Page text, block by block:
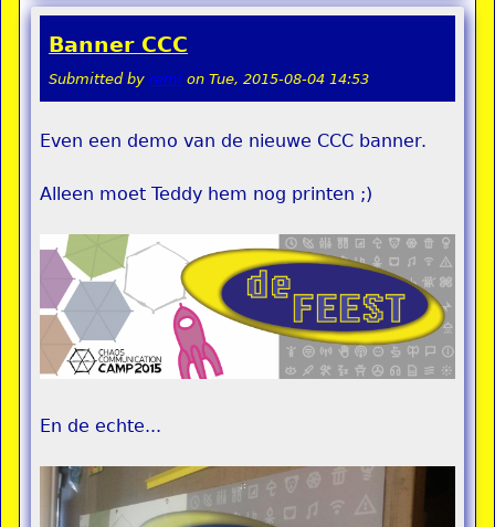
Banner CCC
Submitted by remi on Tue, 2015-08-04 14:53
Even een demo van de nieuwe CCC banner.
Alleen moet Teddy hem nog printen ;)
En de echte...